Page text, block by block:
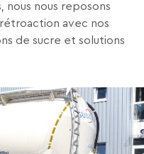
nous reposons
avec nos
de sucre et solutions